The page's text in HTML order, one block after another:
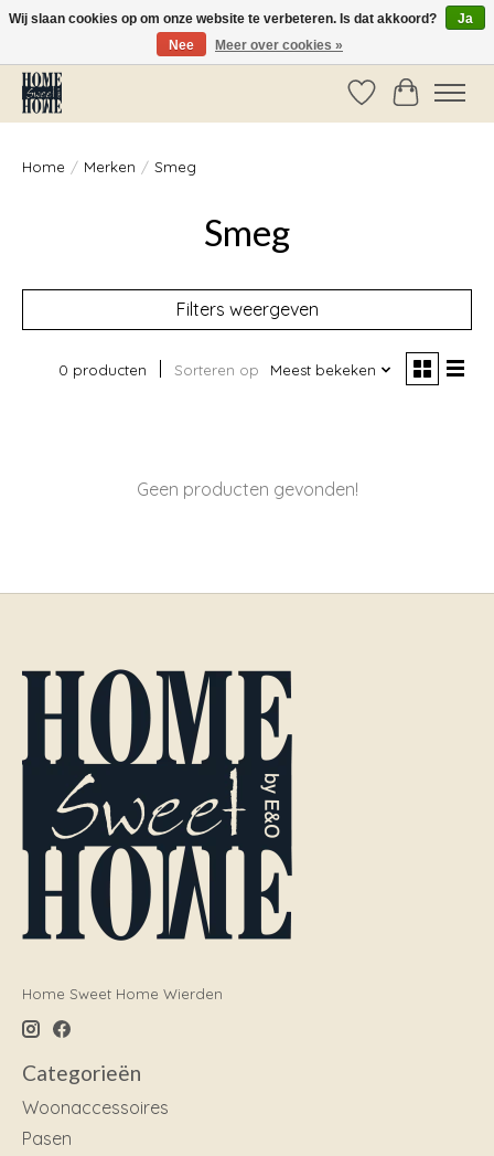
Vóór 14:00 besteld, dezelfde dag verzonden!
Verlanglijst
Home / Merken / Smeg
Smeg
Filters weergeven
0 producten Sorteren op Meest bekeken
Geen producten gevonden!
Home Sweet Home Wierden
Categorieën
Woonaccessoires
Pasen
Wij slaan cookies op om onze website te verbeteren. Is dat akkoord?
Ja
Nee
Meer over cookies »